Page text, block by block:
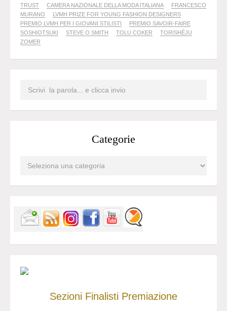
TRUST
CAMERA NAZIONALE DELLA MODA ITALIANA
FRANCESCO
MURANO
LVMH PRIZE FOR YOUNG FASHION DESIGNERS
PREMIO LVMH PER I GIOVANI STILISTI
PREMIO SAVOIR-FAIRE
SOSHIOTSUKI
STEVE O SMITH TOLU COKER
TORISHÉJU
ZOMER
Categorie
Sezioni Finalisti Premiazione